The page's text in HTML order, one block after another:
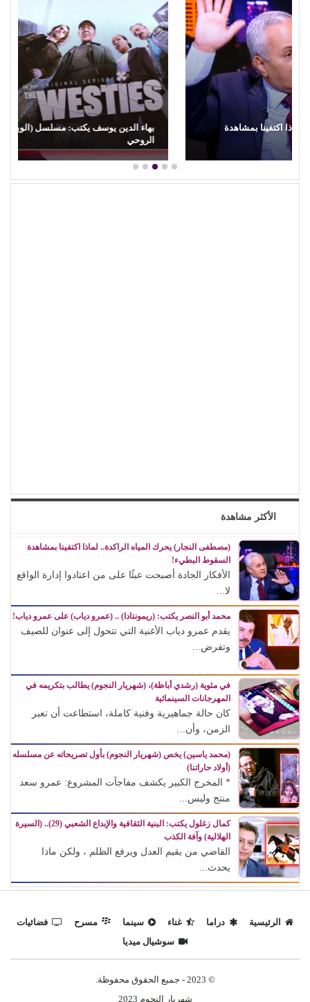
بهاء الدين يوسف يكتب: مسلسل (الويستيز).. دراما برائحة الأب
الروحي
الأكثر مشاهدة
(مصطفى النجار) يحرك المياه الراكدة.. لماذا اكتفينا بمشاهدة
السقوط البطيء!
الأفكار الجادة أصبحت عبئًا على من اعتادوا إدارة الواقع
لا...
محمد أبو النصر يكتب: (ريمونتادا) .. (عمرو دياب) على عمرو دياب!
يقدم عمرو دياب الأغنية التي تتحول إلى عنوان للصيف
وتفرض...
في مئوية (رشدي أباظة)، (شهريار النجوم) يطالب بتكريمه في
المهرجانات السينمائية
كان حالة جماهيرية وفنية كاملة، استطاعت أن تعبر
الزمن، وأن...
(محمد ياسين) يخص (شهريار النجوم) بأول تصريحاته عن مسلسله
(أولاد حاراتنا)
* المخرج الكبير يكشف مفاجآت المشروع: عمرو سعد
منتج وليس...
كمال زغلول يكتب: البنية الثقافية والإبداع الشعبي (29).. (السيرة
الهلالية) وآفة الكذب
القاضي من يقيم العدل ويرفع الظلم ، ولكن ماذا
يحدث...
الرئيسية دراما غناء سينما مسرح
فضائيات
سوشيال ميديا
© 2023 - جميع الحقوق محفوظة.
شهريار النجوم 2023